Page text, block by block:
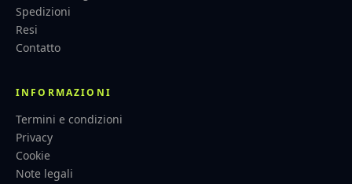
Spedizioni
Resi
Contatto
INFORMAZIONI
Termini e condizioni
Privacy
Cookie
Note legali